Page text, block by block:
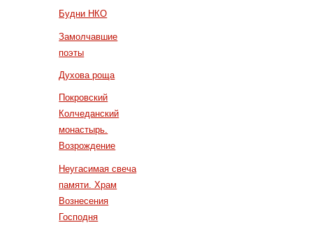
Будни НКО
Замолчавшие
поэты
Духова роща
Покровский
Колчеданский
монастырь.
Возрождение
Неугасимая свеча
памяти. Храм
Вознесения
Господня